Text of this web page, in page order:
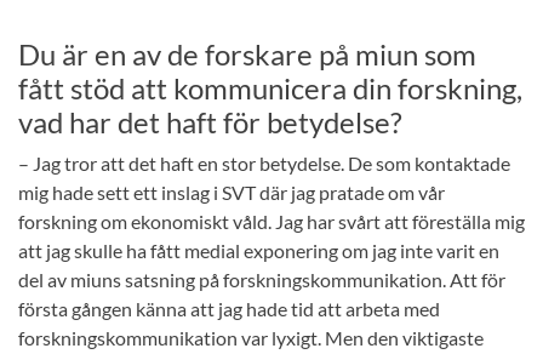
Du är en av de forskare på miun som
fått stöd att kommunicera din forskning,
vad har det haft för betydelse?
– Jag tror att det haft en stor betydelse. De som kontaktade
mig hade sett ett inslag i SVT där jag pratade om vår
forskning om ekonomiskt våld. Jag har svårt att föreställa mig
att jag skulle ha fått medial exponering om jag inte varit en
del av miuns satsning på forskningskommunikation. Att för
första gången känna att jag hade tid att arbeta med
forskningskommunikation var lyxigt. Men den viktigaste